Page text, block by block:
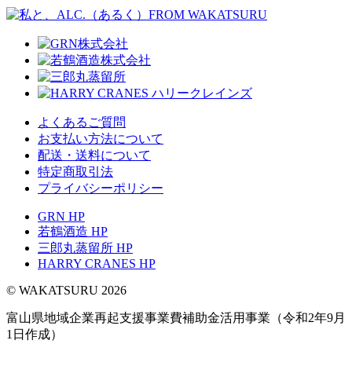
よくあるご質問
お支払い方法について
配送・送料について
特定商取引法
プライバシーポリシー
GRN HP
若鶴酒造 HP
三郎丸蒸留所 HP
HARRY CRANES HP
© WAKATSURU 2026
富山県地域企業再起支援事業費補助金活用事業（令和2年9月
1日作成）